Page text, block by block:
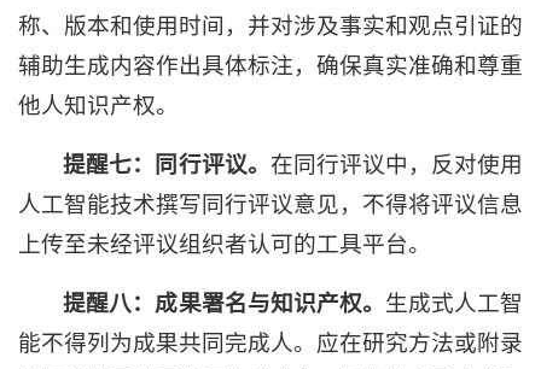
称、版本和使用时间，并对涉及事实和观点引证的
辅助生成内容作出具体标注，确保真实准确和尊重
他人知识产权。
提醒七： 同行评议。 在同行评议中，反对使用
人工智能技术撰写同行评议意见，不得将评议信息
上传至未经评议组织者认可的工具平台。
提醒八： 成果署名与知识产权。 生成式人工智
能不得列为成果共同完成人。应在研究方法或附录